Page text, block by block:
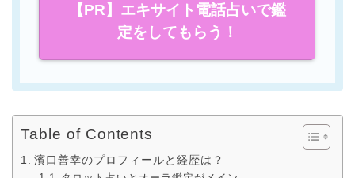
【PR】エキサイト電話占いで鑑
定をしてもらう！
Table of Contents
濱口善幸のプロフィールと経歴は？